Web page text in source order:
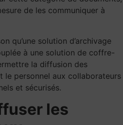
de les communiquer à
qu’une solution d’archivage
à une solution de coffre-
la diffusion des
le personnel aux collaborateurs
et sécurisés.
les